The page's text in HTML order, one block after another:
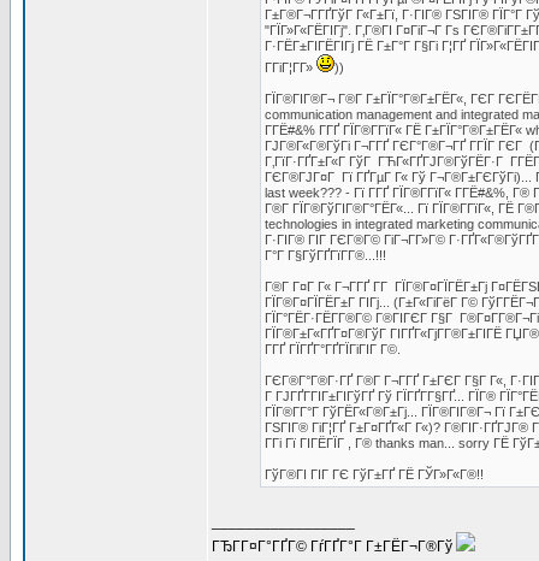
Г±Г®Г¬Г­ГҐГўГ Г«Г±Гї, Г·ГІГ® ГЅГІГ® ГЇГ°Г
"ГЇГ»Г«ГЁГІГј". Г‚Г®ГІ Г¤ГіГ¬Г Гѕ
Г·ГЁГ±ГІГЁГІГј ГЁ Г±Г°Г Г§Гі Г¦ГҐ
Г­ГіГ¦Г­Г»
))
ГЇГ®ГІГ®Г¬ Г®Г­ Г±ГЇГ°Г®Г±ГЁГ«, ГЄГ
communication management and integrated
Г­ГЁ#&% Г­ГҐ ГЇГ®Г­ГїГ« ГЁ Г±ГЇГ°Г®Г±ГЁГ«
ГЈГ®Г«Г®ГўГі Г¬Г­ГҐ ГЄГ°Г®Г¬ГҐ ГГЇГ ГЄГ
Г‚ГїГ·ГҐГ±Г«Г ГўГ ГЋГ«ГҐГЈГ®ГўГЁГ·Г
ГЄГ®ГЈГ¤Г Гї ГҐГµГ Г« Гў Г¬Г®Г±ГЄГўГі)...
last week??? - Гї Г­ГҐ ГЇГ®Г­ГїГ« Г­ГЁ#&%,
Г®Г­ ГЇГ®ГўГІГ®Г°ГЁГ«... Гї ГЇГ®Г­ГїГ«, ГЁ
technologies in integrated marketing
Г·ГІГ® ГІГ ГЄГ®Г© ГіГ¬Г­Г»Г©
Г°Г Г§ГўГҐГїГ­Г®...!!!
Г®Г­ Г¤Г Г« Г¬Г­ГҐ Г­Г ГЇГ®Г¤ГЇГЁГ±Гј
ГЇГ®Г¤ГЇГЁГ±Г ГІГј... (Г±Г«ГіГёГ Г©
ГЇГ°ГЁГ·ГЁГ­Г®Г© Г®ГІГЄГ Г§Г Г®Г¤Г­Г®Г¬Гі
ГЇГ®Г±Г«ГҐГ¤Г®ГўГ ГІГҐГ«ГјГ­Г®Г±ГІГЁ
Г­ГҐ ГЇГҐГ°ГҐГЇГіГІГ Г©.
ГЄГ®Г°Г®Г·ГҐ Г®Г­ Г¬Г­ГҐ Г±ГЄГ Г§Г Г«,
Г ГЈГҐГ­ГІГ±ГІГўГҐ Гў ГЇГҐГ­Г§ГҐ... ГЇГ®
ГЇГ®Г­Г°Г ГўГЁГ«Г®Г±Гј... ГЇГ®ГІГ®Г¬ Гї
ГЅГІГ® ГіГ¦ГҐ Г±Г¤ГҐГ«Г Г«)?
Г­Гі Гї ГІГЁГЇГ , Г® thanks man... sorry ГЁ
ГўГ®ГІ ГІГ ГЄ ГўГ±ГҐ ГЁ ГЎГ»Г«Г®!!
ГЂГ­Г¤Г°ГҐГ© ГѓГҐГ°Г Г±ГЁГ¬Г®Гў